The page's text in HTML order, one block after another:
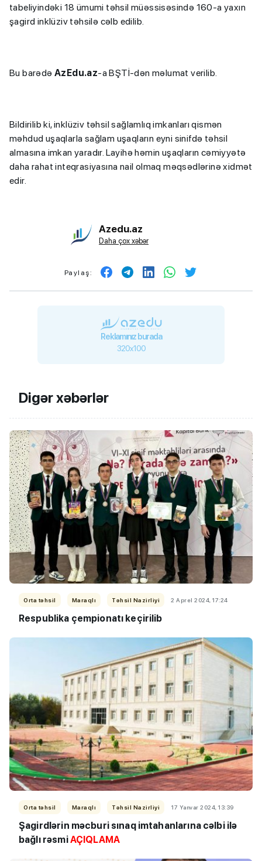
tabeliyindəki 18 ümumi təhsil müəssisəsində 160-a yaxın
şagird inklüziv təhsilə cəlb edilib.
Bu barədə AzEdu.az-a BŞTİ-dən məlumat verilib.
Bildirilib ki, inklüziv təhsil sağlamlıq imkanları qismən
məhdud uşaqlarla sağlam uşaqların eyni sinifdə təhsil
almasına imkan yaradır. Layihə həmin uşaqların cəmiyyətə
daha rahat inteqrasiyasına nail olmaq məqsədlərinə xidmət
edir.
Azedu.az
Daha çox xəbər
Paylaş:
Reklamınız burada
320x100
Digər xəbərlər
Orta təhsil Maraqlı Təhsil Nazirliyi 2 Aprel 2024, 17:24
Respublika çempionatı keçirilib
Orta təhsil Maraqlı Təhsil Nazirliyi 17 Yanvar 2024, 13:39
Şagirdlərin məcburi sınaq imtahanlarına cəlbi ilə
bağlı rəsmiAÇIQLAMA